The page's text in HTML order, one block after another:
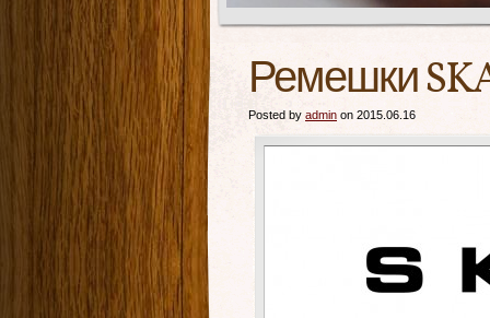
Ремешки
Posted by admin on 2015.06.16